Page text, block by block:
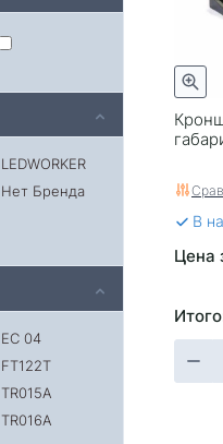
В
Цена
LEDWORKER
Нет Бренда
EC 04
FT122T
TR015A
TR016A